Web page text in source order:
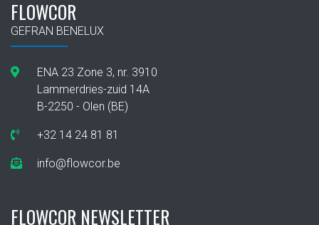
FLOWCOR
GEFRAN BENELUX
ENA 23 Zone 3, nr. 3910
Lammerdries-zuid 14A
B-2250 - Olen (BE)
+32 14 24 81 81
info@flowcor.be
FLOWCOR NEWSLETTER